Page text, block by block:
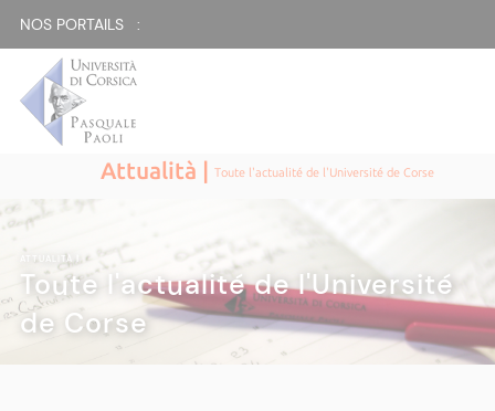
NOS PORTAILS :
Attualità |Toute l'actualité de l'Université de Corse
ATTUALITÀ|
Toute l'actualité de l'Université
de Corse